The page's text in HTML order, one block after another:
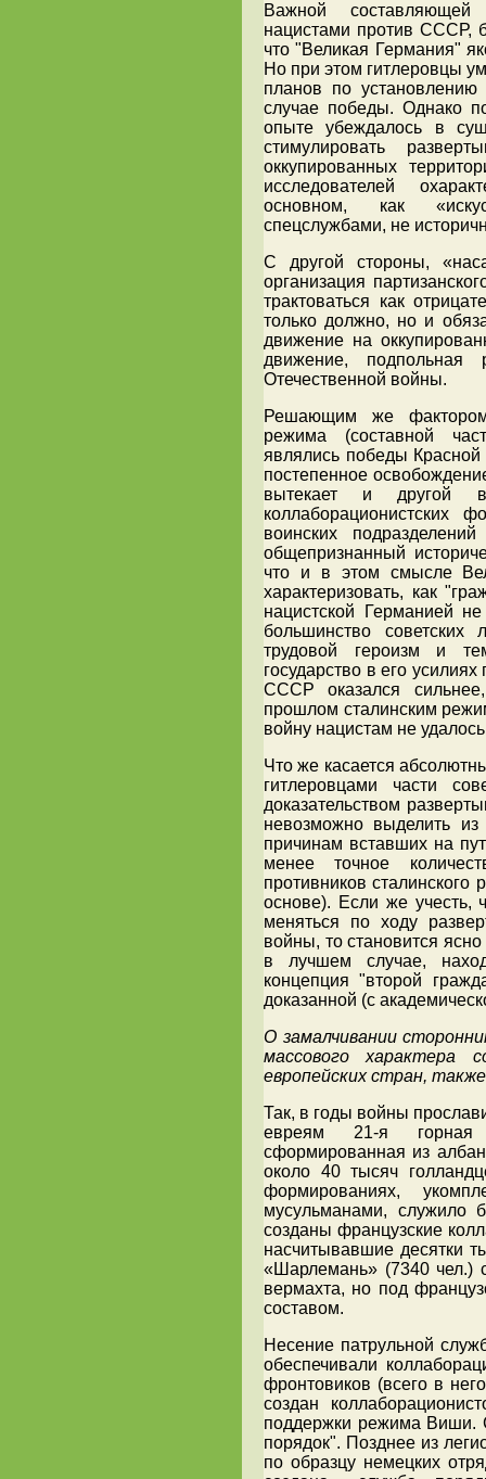
Важной
нацистами против СССР,
что "Великая Германия"
Но при этом гитлеровцы
планов по
случае победы. Однако
опыте убеждалось в
стимулировать
оккупированных
исследователей
основном, как
спецслужбами, не
С другой стороны,
организация
трактоваться как
только должно, но и
движение на
движение,
Отечественной войны.
Решающим же
режима (составной
являлись победы
постепенное
вытекает и другой
коллаборационистских
воинских
общепризнанный
что и в этом смысле
характеризовать, как
нацистской Германией
большинство
трудовой героизм и
государство в его
СССР оказался
прошлом сталинским
войну нацистам не
Что же касается
гитлеровцами части
доказательством
невозможно выделить
причинам вставших на
менее точное
противников
основе). Если же учесть,
меняться по ходу
войны, то становится
в лучшем случае,
концепция "второй
доказанной (с
О замалчивании
массового характера
европейских стран,
Так, в годы войны
евреям 21-я горная
сформированная из
около 40 тысяч
формированиях,
мусульманами,
созданы французские
насчитывавшие десятки
«Шарлемань» (7340 чел.)
вермахта, но под
составом.
Несение патрульной
обеспечивали
фронтовиков (всего в
создан
поддержки режима Виши.
порядок". Позднее из
по образцу немецких